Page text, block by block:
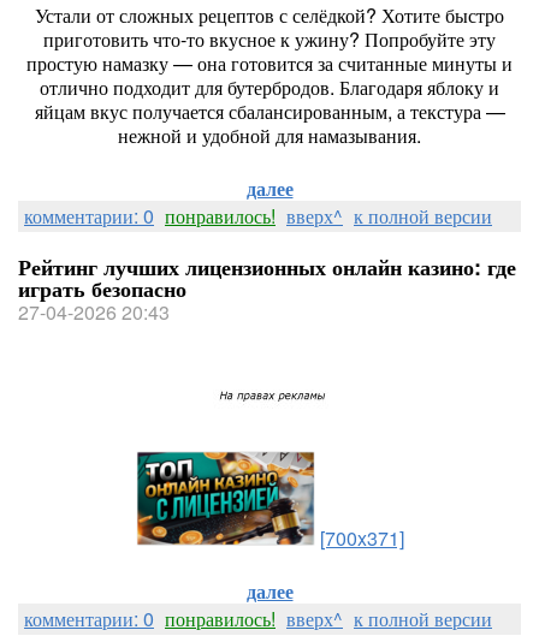
Устали от сложных рецептов с селёдкой? Хотите быстро
приготовить что‑то вкусное к ужину? Попробуйте эту
простую намазку — она готовится за считанные минуты и
отлично подходит для бутербродов. Благодаря яблоку и
яйцам вкус получается сбалансированным, а текстура —
нежной и удобной для намазывания.
далее
комментарии: 0 понравилось! вверх^ к полной версии
Рейтинг лучших лицензионных онлайн казино: где
играть безопасно
27-04-2026 20:43
[700x371]
далее
комментарии: 0 понравилось! вверх^ к полной версии